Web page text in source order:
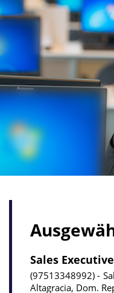
Sales
97513348992
Altagracia, Dom.